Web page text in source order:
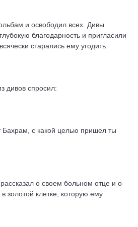
и освободил всех. Дивы
благодарность и пригласили
старались ему угодить.
дивов спросил:
с какой целью пришел ты
о своем больном отце и о
золотой клетке, которую ему